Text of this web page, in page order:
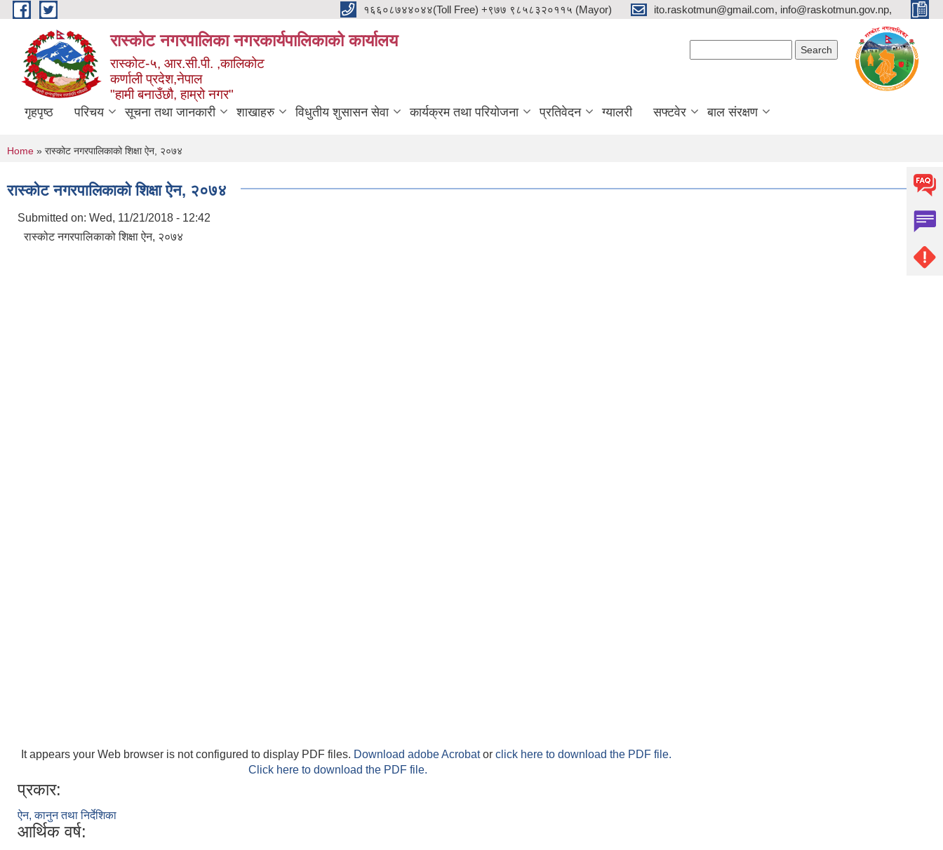
Skip to main content १६६०८७४४०४४(Toll Free) +९७७ ९८५८३२०११५ (Mayor) ito.raskotmun@gmail.com, info@raskotmun.gov.np,
रास्कोट नगरपालिका नगरकार्यपालिकाको कार्यालय
रास्कोट-५, आर.सी.पी. ,कालिकोट
कर्णाली प्रदेश,नेपाल
"हामी बनाउँछौ, हाम्रो नगर"
गृहपृष्ठ परिचय सूचना तथा जानकारी शाखाहरु विधुतीय शुसासन सेवा कार्यक्रम तथा परियोजना प्रतिवेदन ग्यालरी सफ्टवेर बाल संरक्षण
You are here
Home » रास्कोट नगरपालिकाको शिक्षा ऐन, २०७४
रास्कोट नगरपालिकाको शिक्षा ऐन, २०७४
Submitted on: Wed, 11/21/2018 - 12:42
रास्कोट नगरपालिकाको शिक्षा ऐन, २०७४
It appears your Web browser is not configured to display PDF files. Download adobe Acrobator click here to download the PDF file.
Click here to download the PDF file.
प्रकार:
ऐन, कानुन तथा निर्देशिका
आर्थिक वर्ष: